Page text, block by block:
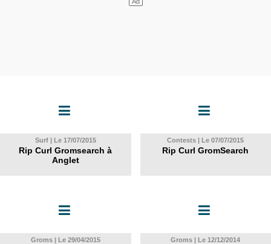
Surf | Le 17/07/2015
Rip Curl Gromsearch à
Anglet
Contests | Le 07/07/2015
Rip Curl GromSearch
Groms | Le 29/04/2015 Groms | Le 12/12/2014